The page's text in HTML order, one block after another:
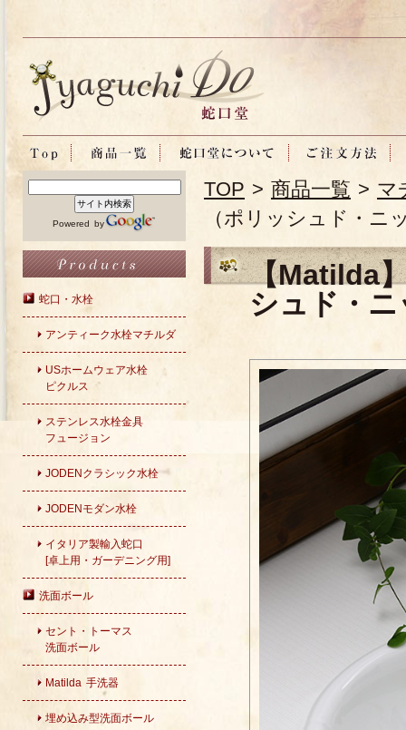
Powered by
蛇口・水栓
アンティーク水栓マチルダ
USホームウェア水栓
ピクルス
ステンレス水栓金具
フュージョン
JODENクラシック水栓
JODENモダン水栓
イタリア製輸入蛇口
[卓上用・ガーデニング用]
洗面ボール
セント・トーマス
洗面ボール
Matilda 手洗器
埋め込み型洗面ボール
TOP > 商品一覧 > マ
（ポリッシュド・ニ
【Matilda
シュド・